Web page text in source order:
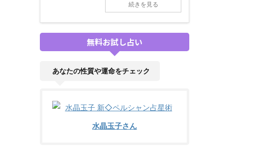
続きを見る
無料お試し占い
あなたの性質や運命をチェック
水晶玉子さん